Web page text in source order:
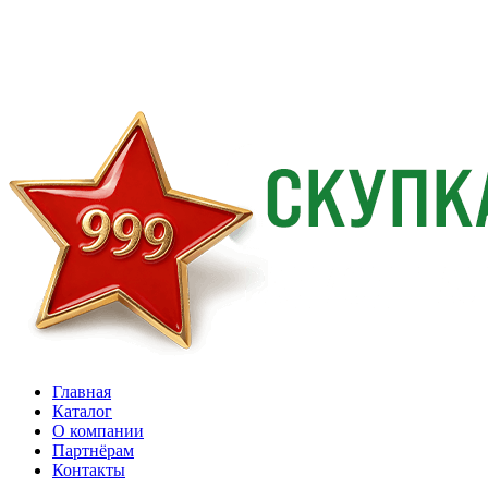
Главная
Каталог
О компании
Партнёрам
Контакты